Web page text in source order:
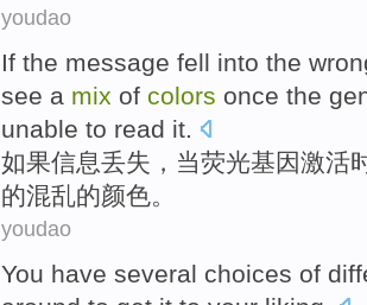
youdao
If the message fell into the
see a mix of colors once the
unable to read it.
如果信息丢失 ， 当荧光基因激活
的混乱的颜色。
youdao
You have several choices of